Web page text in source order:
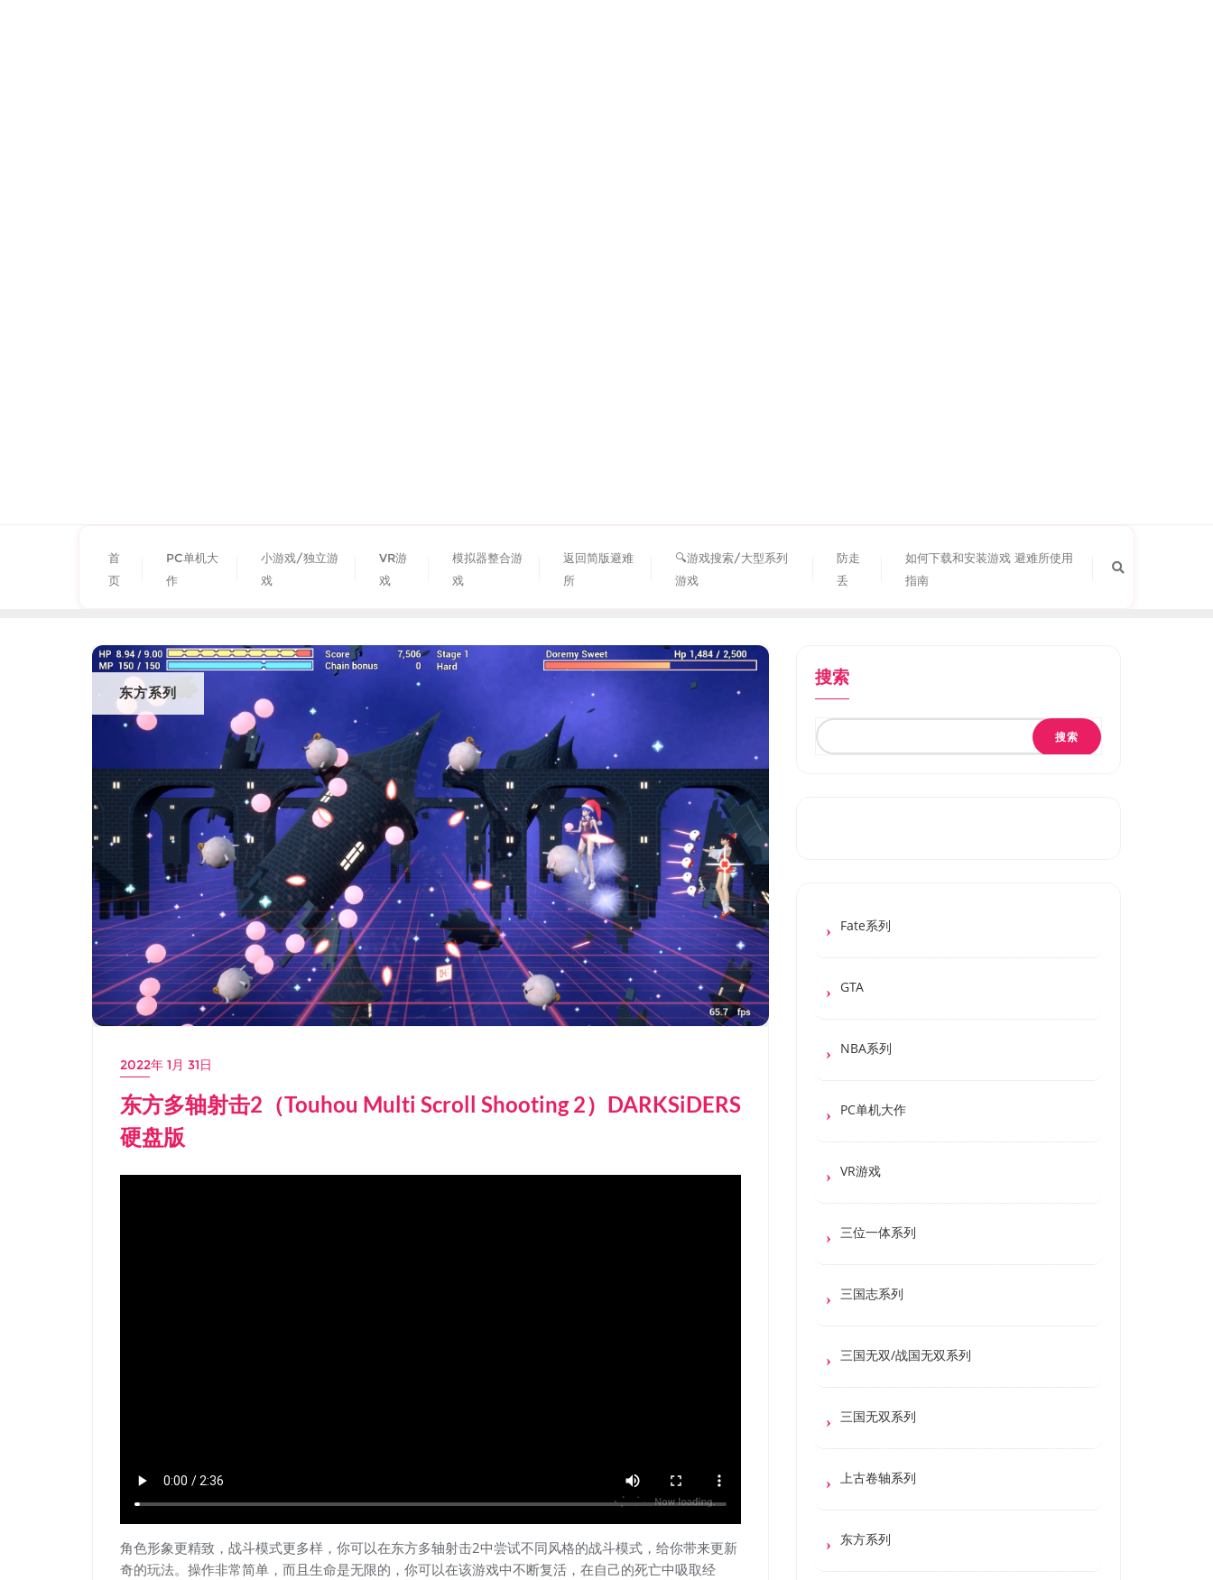
首
页
PC单机大
作
小游戏/独立游
戏
VR游
戏
模拟器整合游
戏
返回简版避难
所
🔍游戏搜索/大型系列
游戏
防走
丢
如何下载和安装游戏 避难所使用
指南
东方系列
2022年 1月 31日
东方多轴射击2（Touhou Multi Scroll Shooting 2）DARKSiDERS
硬盘版
角色形象更精致，战斗模式更多样，你可以在东方多轴射击2中尝试不同风格的战斗模式，给你带来更新
奇的玩法。操作非常简单，而且生命是无限的，你可以在该游戏中不断复活，在自己的死亡中吸取经
搜索
搜索
Fate系列
GTA
NBA系列
PC单机大作
VR游戏
三位一体系列
三国志系列
三国无双/战国无双系列
三国无双系列
上古卷轴系列
东方系列